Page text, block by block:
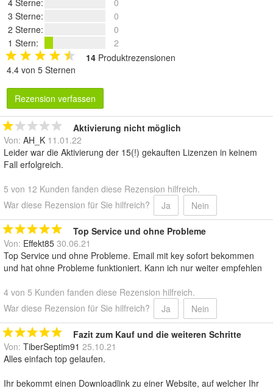
3 Sterne:
0
2 Sterne:
0
1 Stern:
2
14 Produktrezensionen
4.4 von 5 Sternen
Rezension verfassen
Aktivierung nicht möglich
Von: AH_K 11.01.22
Leider war die Aktivierung der 15(!) gekauften Lizenzen in keinem
Fall erfolgreich.
5 von 12 Kunden fanden diese Rezension hilfreich.
War diese Rezension für Sie hilfreich?
Ja Nein
Top Service und ohne Probleme
Von: Effekt85 30.06.21
Top Service und ohne Probleme. Email mit key sofort bekommen
und hat ohne Probleme funktioniert. Kann ich nur weiter empfehlen
4 von 5 Kunden fanden diese Rezension hilfreich.
War diese Rezension für Sie hilfreich?
Ja Nein
Fazit zum Kauf und die weiteren Schritte
Von: TiberSeptim91 25.10.21
Alles einfach top gelaufen.
Ihr bekommt einen Downloadlink zu einer Website, auf welcher Ihr